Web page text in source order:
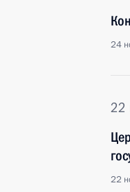
24
22
22